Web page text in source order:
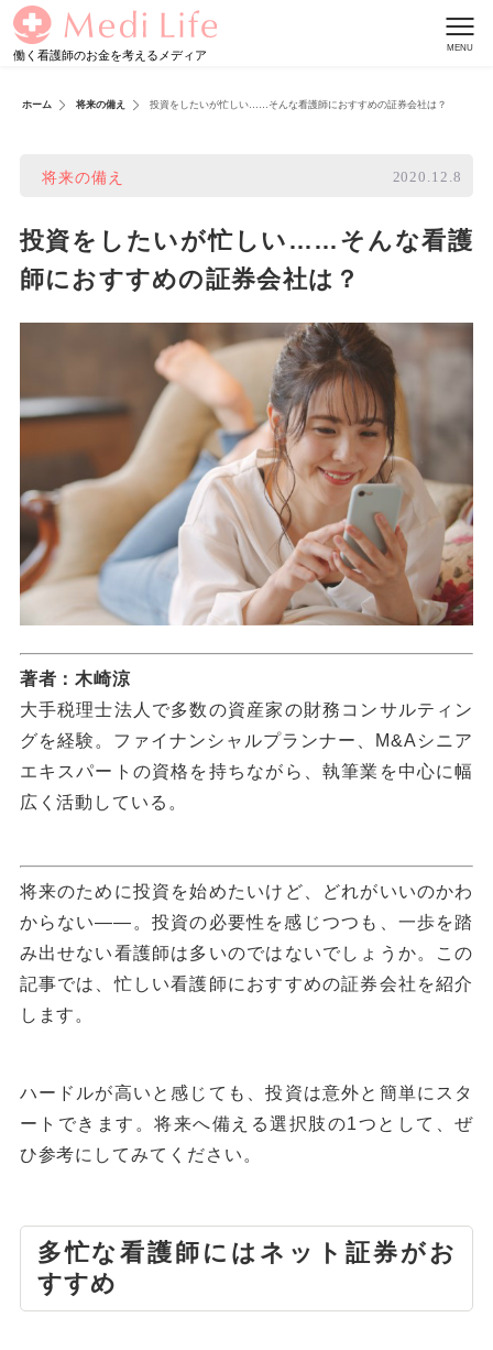
働く看護師のお金を考えるメディア
ホーム 将来の備え 投資をしたいが忙しい……そんな看護師におすすめの証券会社は？
2020.12.8
将来の備え
投資をしたいが忙しい……そんな看護
師におすすめの証券会社は？
著者：木崎涼
大手税理士法人で多数の資産家の財務コンサルティン
グを経験。ファイナンシャルプランナー、M&Aシニア
エキスパートの資格を持ちながら、執筆業を中心に幅
広く活動している。
将来のために投資を始めたいけど、どれがいいのかわ
からない――。投資の必要性を感じつつも、一歩を踏
み出せない看護師は多いのではないでしょうか。この
記事では、忙しい看護師におすすめの証券会社を紹介
します。
ハードルが高いと感じても、投資は意外と簡単にスタ
ートできます。将来へ備える選択肢の1つとして、ぜ
ひ参考にしてみてください。
多忙な看護師にはネット証券がお
すすめ